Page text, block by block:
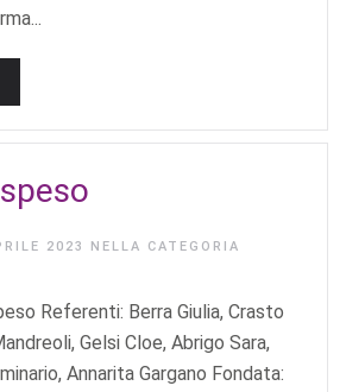
2023
NELLA CATEGORIA
Referenti: Berra Giulia, Crasto
Gelsi Cloe, Abrigo Sara,
Annarita Gargano Fondata: